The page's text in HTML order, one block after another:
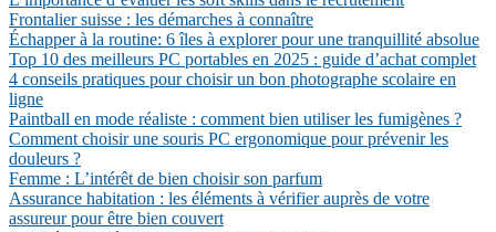
Frontalier suisse : les démarches à connaître
Échapper à la routine: 6 îles à explorer pour une tranquillité absolue
Top 10 des meilleurs PC portables en 2025 : guide d’achat complet
4 conseils pratiques pour choisir un bon photographe scolaire en
ligne
Paintball en mode réaliste : comment bien utiliser les fumigènes ?
Comment choisir une souris PC ergonomique pour prévenir les
douleurs ?
Femme : L’intérêt de bien choisir son parfum
Assurance habitation : les éléments à vérifier auprès de votre
assureur pour être bien couvert